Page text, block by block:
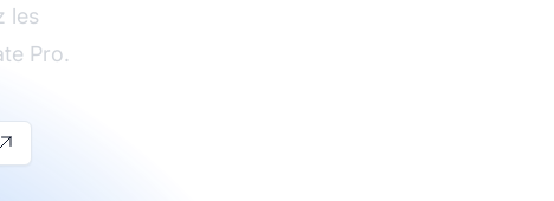
les
Pro.